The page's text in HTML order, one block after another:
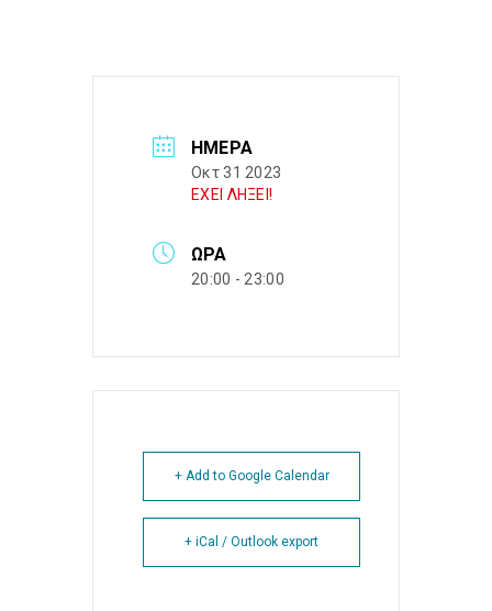
ΗΜΈΡΑ
Οκτ 31 2023
ΕΧΕΙ ΛΗΞΕΙ!
ΏΡΑ
20:00 - 23:00
+ Add to Google Calendar
+ iCal / Outlook export